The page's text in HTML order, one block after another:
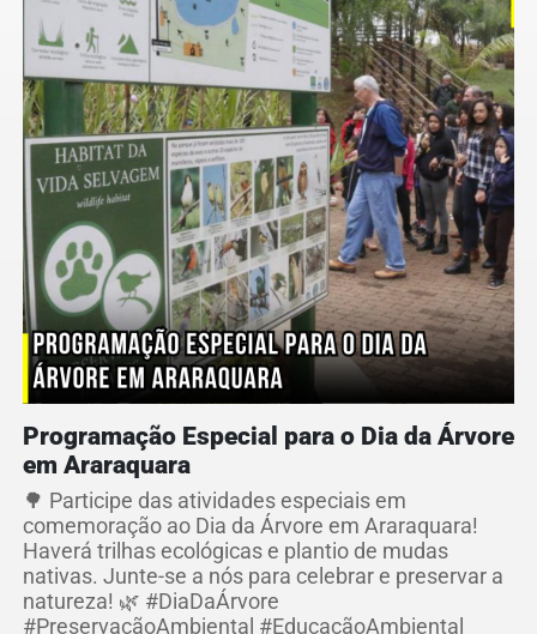
Programação Especial para o Dia da Árvore
em Araraquara
🌳 Participe das atividades especiais em
comemoração ao Dia da Árvore em Araraquara!
Haverá trilhas ecológicas e plantio de mudas
nativas. Junte-se a nós para celebrar e preservar a
natureza! 🌿 #DiaDaÁrvore
#PreservaçãoAmbiental #EducaçãoAmbiental